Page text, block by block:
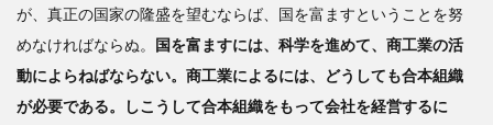
が、真正の国家の隆盛を望むならば、国を富ますということを努
めなければならぬ。 国を富ますには、科学を進めて、商工業の活
動によらねばならない。商工業によるには、どうしても合本組織
が必要である。しこうして合本組織をもって会社を経営するに